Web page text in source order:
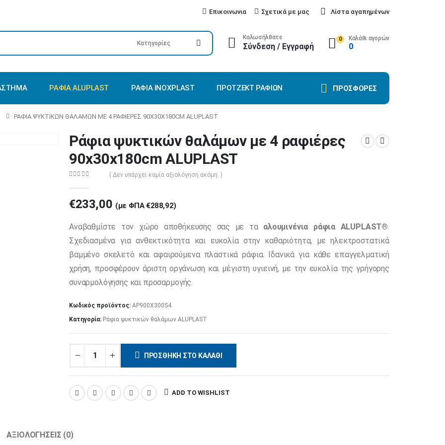
Επικοινωνια Σχετικά με μας Λίστα αγαπημένων
Καλωσήλθατε
Σύνδεση / Εγγραφή
0 Καλάθι αγορών
0
ΡΆΦΙΑ ALUPLAST ΡΆΦΙΑ INOXPLAST ΠΡΌΤΖΕΚΤ ΡΑΦΙΏΝ ΠΡΟΣΦΟΡΕΣ
ΡΆΦΙΑ ΨΥΚΤΙΚΏΝ ΘΑΛΆΜΩΝ ΜΕ 4 ΡΑΦΙΈΡΕΣ 90X30X180CM ALUPLAST
Ράφια ψυκτικών θαλάμων με 4 ραφιέρες
90x30x180cm ALUPLAST
( Δεν υπάρχει καμία αξιολόγηση ακόμη. )
€233,00 (με ΦΠΑ €288,92)
Αναβαθμίστε τον χώρο αποθήκευσης σας με τα αλουμινένια ράφια ALUPLAST®
Σχεδιασμένα για ανθεκτικότητα και ευκολία στην καθαριότητα, με ηλεκτροστατικά
βαμμένο σκελετό και αφαιρούμενα πλαστικά ράφια. Ιδανικά για κάθε επαγγελματική
χρήση, προσφέρουν άριστη οργάνωση και μέγιστη υγιεινή, με την ευκολία της γρήγορης
συναρμολόγησης και προσαρμογής.
Κωδικός προϊόντος: AP900X300S4
Κατηγορία: Ράφια ψυκτικών θαλάμων ALUPLAST
ΠΡΟΣΘΉΚΗ ΣΤΟ ΚΑΛΆΘΙ
ADD TO WISHLIST
ΑΞΙΟΛΟΓΉΣΕΙΣ (0)